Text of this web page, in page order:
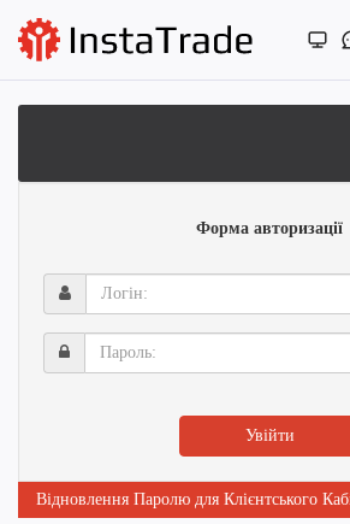
Форма авторизації
Логін:
Пароль:
Увійти
Відновлення Паролю для Клієнтського